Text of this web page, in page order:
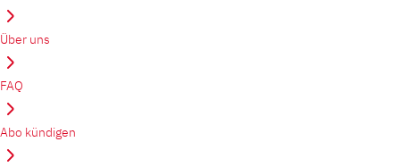
Über uns
FAQ
Abo kündigen